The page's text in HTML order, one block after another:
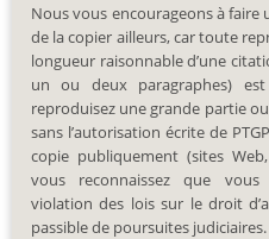
Nous vous encourageons à
de la copier ailleurs, car toute
longueur raisonnable d’une
un ou deux paragraphes)
reproduisez une grande partie
sans l’autorisation écrite de
copie publiquement (sites
vous reconnaissez que
violation des lois sur le droit
passible de poursuites judiciaires.